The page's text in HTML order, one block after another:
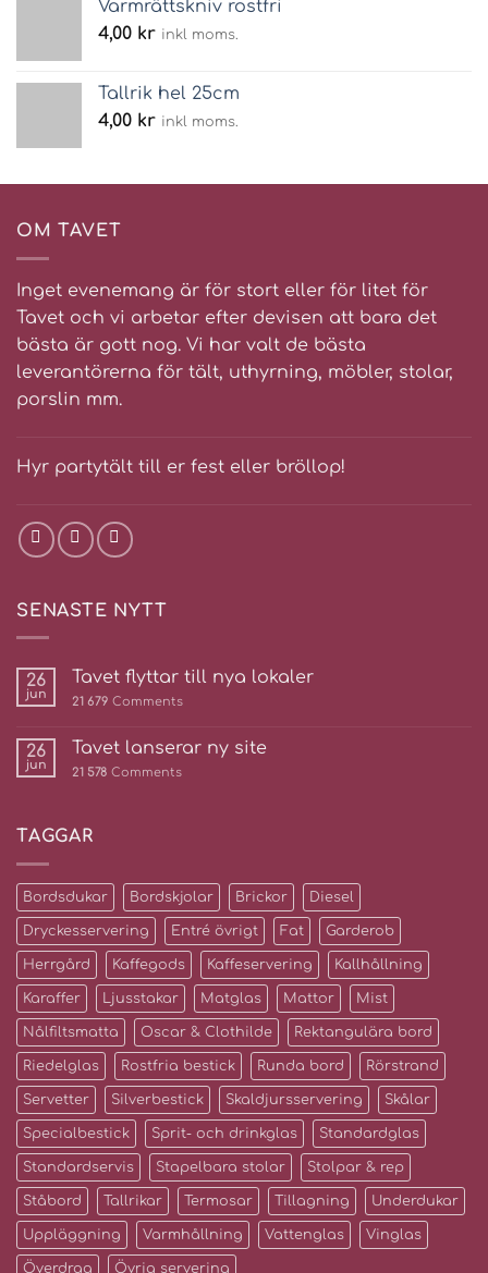
Varmrättskniv rostfri
4,00 kr inkl moms.
Tallrik hel 25cm
4,00 kr inkl moms.
OM TAVET
Inget evenemang är för stort eller för litet för
Tavet och vi arbetar efter devisen att bara det
bästa är gott nog. Vi har valt de bästa
leverantörerna för tält, uthyrning, möbler, stolar,
porslin mm.
Hyr partytält till er fest eller bröllop!
SENASTE NYTT
26
jun
Tavet flyttar till nya lokaler
21 679 Comments
26
jun
Tavet lanserar ny site
21 578 Comments
TAGGAR
Bordsdukar Bordskjolar Brickor Diesel
Dryckesservering Entré övrigt Fat Garderob
Herrgård Kaffegods Kaffeservering Kallhållning
Karaffer Ljusstakar Matglas Mattor Mist
Nålfiltsmatta Oscar & Clothilde Rektangulära bord
Riedelglas Rostfria bestick Runda bord Rörstrand
Servetter Silverbestick Skaldjursservering Skålar
Specialbestick Sprit- och drinkglas Standardglas
Standardservis Stapelbara stolar Stolpar & rep
Ståbord Tallrikar Termosar Tillagning Underdukar
Uppläggning Varmhållning Vattenglas Vinglas
Överdrag Övrig servering